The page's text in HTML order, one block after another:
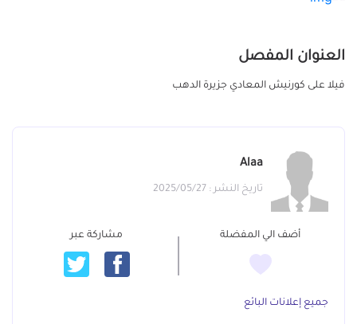
العنوان المفصل
فيلا على كورنيش المعادي جزيرة الدهب
Alaa
تاريخ النشر : 2025/05/27
أضف الي المفضلة مشاركة عبر
جميع إعلانات البائع